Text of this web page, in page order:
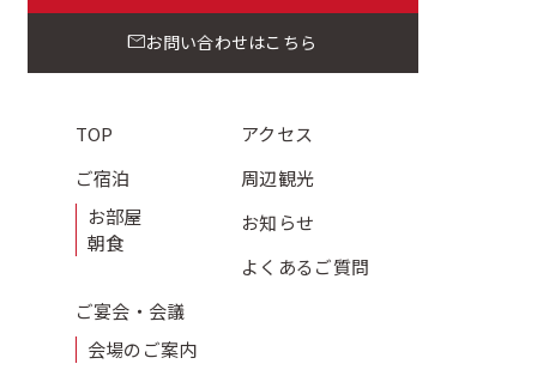
お問い合わせはこちら
TOP
ご宿泊
お部屋
朝食
ご宴会・会議
会場のご案内
アクセス
周辺観光
お知らせ
よくある ご質問